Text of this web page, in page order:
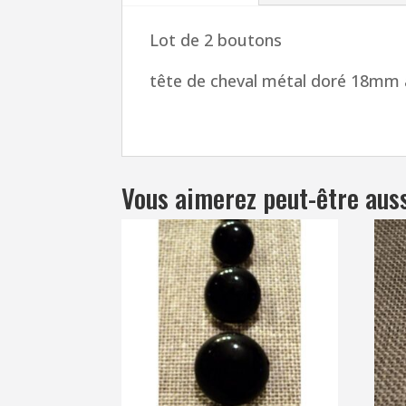
Lot de 2 boutons
tête de cheval métal doré 18mm
Vous aimerez peut-être